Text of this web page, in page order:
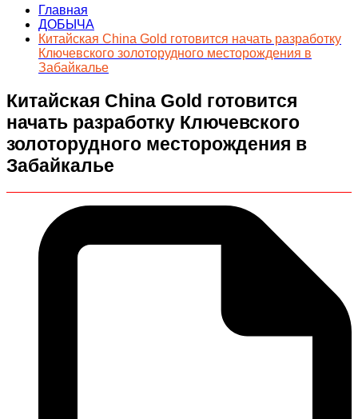
Главная
ДОБЫЧА
Китайская China Gold готовится начать разработку
Ключевского золоторудного месторождения в
Забайкалье
Китайская China Gold готовится
начать разработку Ключевского
золоторудного месторождения в
Забайкалье